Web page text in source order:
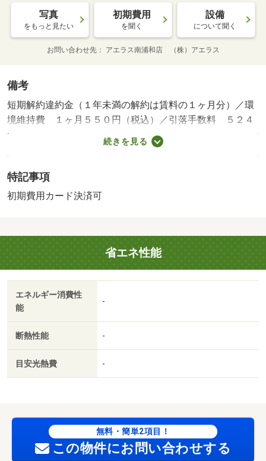
写真
をもっと見たい
初期費用
を聞く
設備
について聞く
お問い合わせ先 アエラス南浦和店 （株）アエラス
備考
短期解約違約金（１年未満の解約は賃料の１ヶ月分）／環
境維持費 １ヶ月５５０円（税込）／引落手数料 ５２４
円（税込）／駐輪場代借主負担（使用時）／室内清掃費
用 ５２２５０円（退去時）・賃貸保証等：加入要（月額
年）・オンラインで申込から契約手続き、ＬＩＮＥでのご
相談も可能です／当物件は初期費用分割払い可（クレジッ
有（無料）
続きを見る
特記事項
初期費用カード決済可
省エネ性能
エネルギー消費性
能
-
断熱性能 -
目安光熱費 -
無料・簡単2項目！
この物件にお問い合わせする